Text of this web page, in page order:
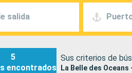
salida
5
encontrados
Sus criterios de
La Belle des